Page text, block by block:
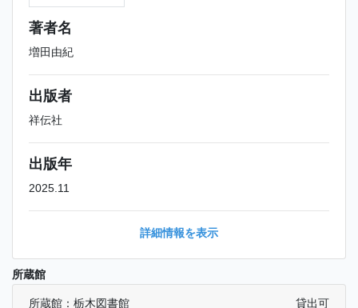
著者名
増田由紀
出版者
祥伝社
出版年
2025.11
詳細情報を表示
所蔵館
所蔵館：栃木図書館 貸出可